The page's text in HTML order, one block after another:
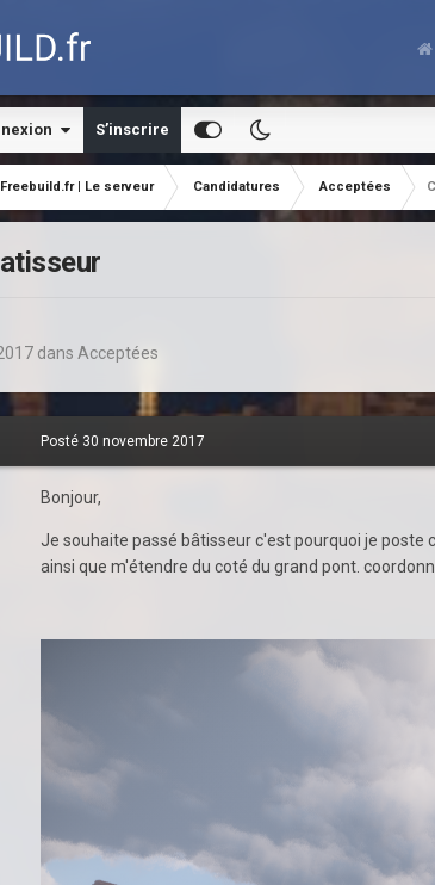
S’inscrire
Freebuild.fr | Le serveur Candidatures Acceptées
dans Acceptées
Posté 30 novembre 2017
Bonjour,
Je souhaite passé bâtisseur c'est pourquoi je poste
ainsi que m'étendre du coté du grand pont.